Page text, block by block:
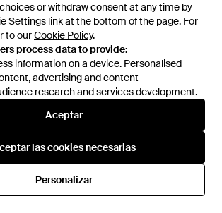
or withdraw consent at any time by
Settings link at the bottom of the page. For
to ourCookie Policy.
process data to provide:
information on a device. Personalised
advertising and content
research and services development.
Aceptar
las cookies necesarias
Personalizar
or withdraw consent at any time by
Settings link at the bottom of the page. For
to ourCookie Policy.
process data to provide:
information on a device. Personalised
advertising and content
research and services development.
Aceptar
las cookies necesarias
Personalizar
Del Logo -
545,50 €
Fendi
Winter Scarves - Marrón
EnMiinto